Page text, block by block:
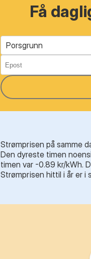
Få
Porsgrunn
Strømprisen på samme
Den dyreste timen
timen var -0.89 kr/kWh.
Strømprisen hittil i år er i